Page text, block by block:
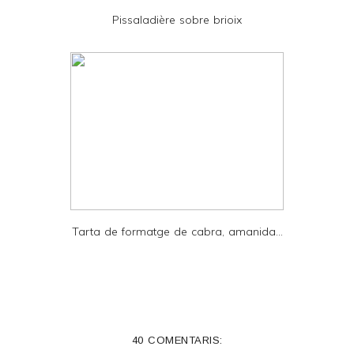
Pissaladière sobre brioix
Tarta de formatge de cabra, amanida...
40 COMENTARIS: